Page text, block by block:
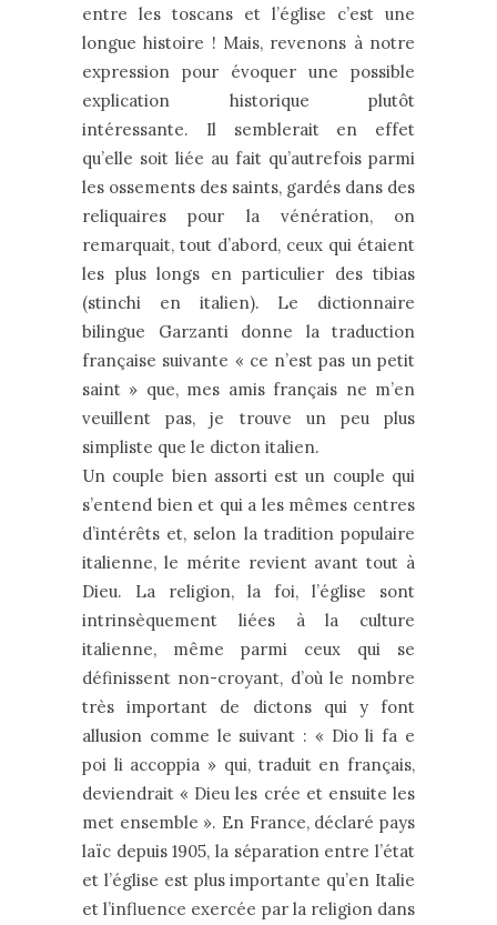
entre les toscans et l’église c’est une
longue histoire ! Mais, revenons à notre
expression pour évoquer une possible
explication historique plutôt
intéressante. Il semblerait en effet
qu’elle soit liée au fait qu’autrefois parmi
les ossements des saints, gardés dans des
reliquaires pour la vénération, on
remarquait, tout d’abord, ceux qui étaient
les plus longs en particulier des tibias
(stinchi en italien). Le dictionnaire
bilingue Garzanti donne la traduction
française suivante « ce n’est pas un petit
saint » que, mes amis français ne m’en
veuillent pas, je trouve un peu plus
simpliste que le dicton italien.
Un couple bien assorti est un couple qui
s’entend bien et qui a les mêmes centres
d’intérêts et, selon la tradition populaire
italienne, le mérite revient avant tout à
Dieu. La religion, la foi, l’église sont
intrinsèquement liées à la culture
italienne, même parmi ceux qui se
définissent non-croyant, d’où le nombre
très important de dictons qui y font
allusion comme le suivant : « Dio li fa e
poi li accoppia » qui, traduit en français,
deviendrait « Dieu les crée et ensuite les
met ensemble ». En France, déclaré pays
laïc depuis 1905, la séparation entre l’état
et l’église est plus importante qu’en Italie
et l’influence exercée par la religion dans